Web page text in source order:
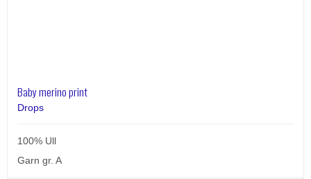
Baby merino print
Drops
100% Ull
Garn gr. A